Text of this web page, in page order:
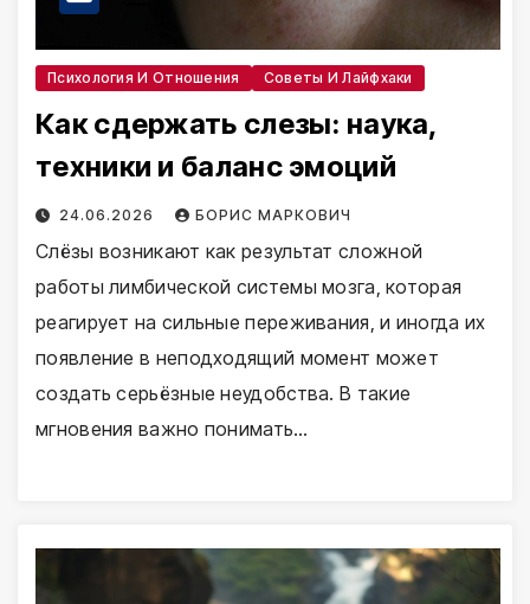
Психология И Отношения Советы И Лайфхаки
Как сдержать слезы: наука,
техники и баланс эмоций
24.06.2026 БОРИС МАРКОВИЧ
Слёзы возникают как результат сложной
работы лимбической системы мозга, которая
реагирует на сильные переживания, и иногда их
появление в неподходящий момент может
создать серьёзные неудобства. В такие
мгновения важно понимать…